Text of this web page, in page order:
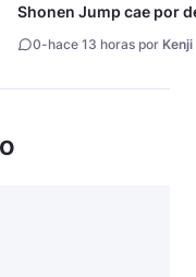
Shonen Jump cae por
0-hace 13 horas por Kenji